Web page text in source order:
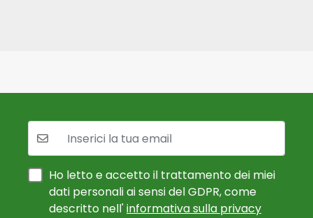
La tua mail:
Ho letto e accetto il trattamento dei miei
dati personali ai sensi del GDPR, come
descritto nell'informativa sulla privacy